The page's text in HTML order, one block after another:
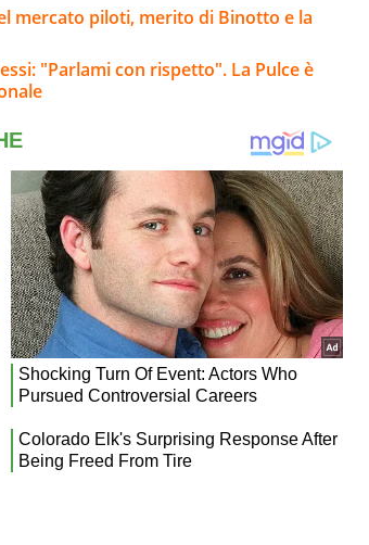
mercato piloti, merito di Binotto e la
"Parlami con rispetto". La Pulce è